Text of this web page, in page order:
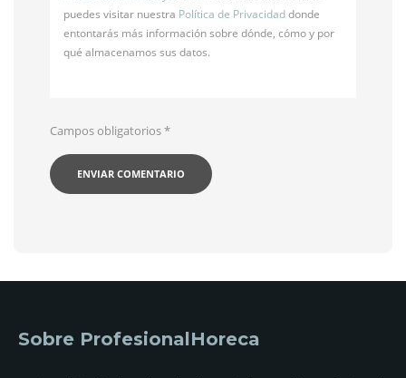
puedes visitar nuestra Política de Privacidaddonde
entontarás más información sobre dónde, cómo y por
qué almacenamos sus datos.
Campos obligatorios*
Sobre ProfesionalHoreca